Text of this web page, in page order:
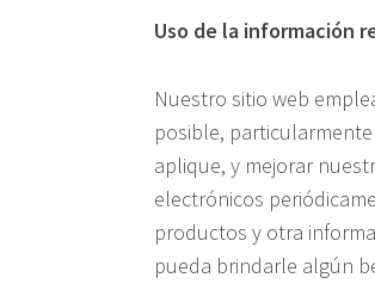
Uso de la información
Nuestro sitio web
posible,
aplique, y mejorar
electrónicos
productos y otra
pueda brindarle algún